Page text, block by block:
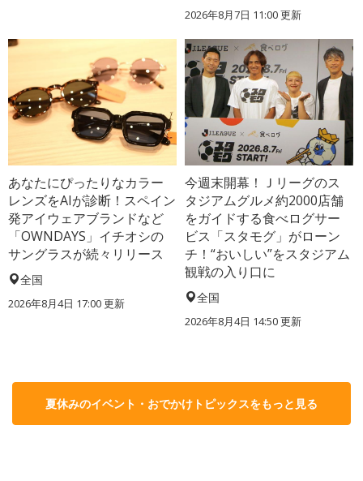
2026年8月7日 11:00更新
あなたにぴったりなカラー
レンズをAIが診断！スペイン
発アイウェアブランドなど
「OWNDAYS」イチオシの
サングラスが続々リリース
全国
2026年8月4日 17:00更新
今週末開幕！Ｊリーグのス
タジアムグルメ約2000店舗
をガイドする食べログサー
ビス「スタモグ」がローン
チ！“おいしい”をスタジアム
観戦の入り口に
全国
2026年8月4日 14:50更新
夏休みのイベント・おでかけトピックスをもっと見る